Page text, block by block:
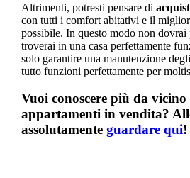
Altrimenti, potresti pensare di
con tutti i comfort abitativi e il
possibile. In questo modo non dovrai
troverai in una casa perfettamente
solo garantire una manutenzione
tutto funzioni perfettamente per
Vuoi conoscere più da
appartamenti in vendita?
assolutamente guardare qui!